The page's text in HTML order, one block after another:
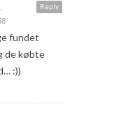
Reply
fundet
de købte
:))